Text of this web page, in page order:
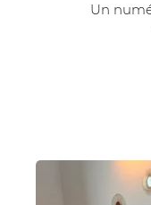
Un